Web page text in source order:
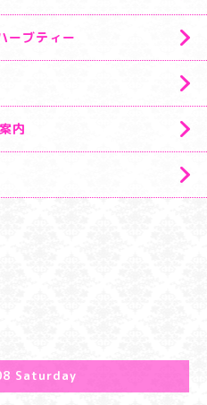
ーブティー
内
Saturday